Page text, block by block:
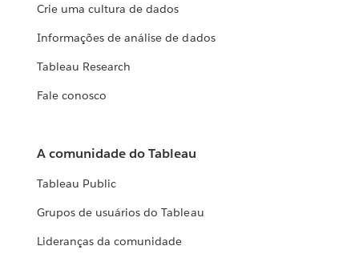
Crie uma cultura de dados
Informações de análise de dados
Tableau Research
Fale conosco
A comunidade do Tableau
Tableau Public
Grupos de usuários do Tableau
Lideranças da comunidade